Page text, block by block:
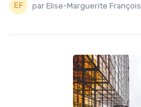
par Elise-Marguerite François